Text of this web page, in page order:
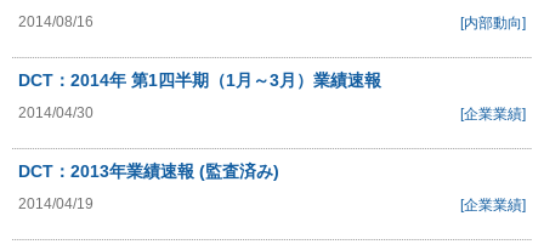
2014/08/16 [内部動向]
DCT：2014年 第1四半期（1月～3月）業績速報
2014/04/30 [企業業績]
DCT：2013年業績速報 (監査済み)
2014/04/19 [企業業績]